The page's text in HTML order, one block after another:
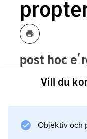
post hoc
’efter detta,
från logiken
tidsföljd gälla
Vill du
Objektiv och